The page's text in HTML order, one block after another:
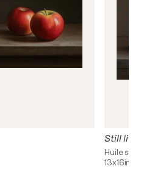
Still life
Huile sur
13x16in